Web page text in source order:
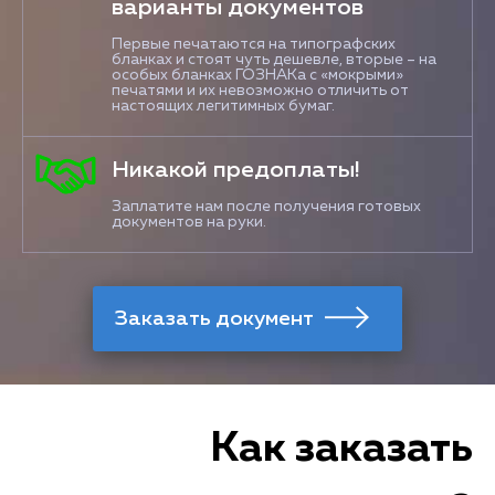
варианты документов
Первые печатаются на типографских
бланках и стоят чуть дешевле, вторые – на
особых бланках ГОЗНАКа с «мокрыми»
печатями и их невозможно отличить от
настоящих легитимных бумаг.
Никакой предоплаты!
Заплатите нам после получения готовых
документов на руки.
Как заказать